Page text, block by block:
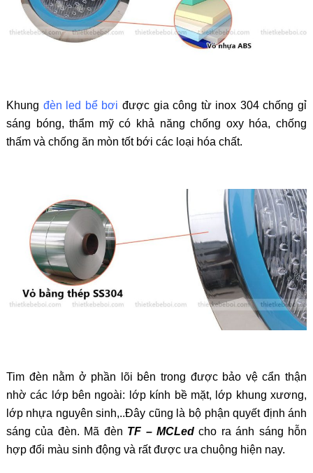
Khung đèn led bể bơi được gia công từ inox 304 chống gỉ
sáng bóng, thẩm mỹ có khả năng chống oxy hóa, chống
thấm và chống ăn mòn tốt bới các loại hóa chất.
Tim đèn nằm ở phần lõi bên trong được bảo vệ cẩn thận
nhờ các lớp bên ngoài: lớp kính bề mặt, lớp khung xương,
lớp nhựa nguyên sinh,..Đây cũng là bộ phận quyết định ánh
sáng của đèn. Mã đèn TF – MCLedcho ra ánh sáng hỗn
hợp đổi màu sinh động và rất được ưa chuộng hiện nay.